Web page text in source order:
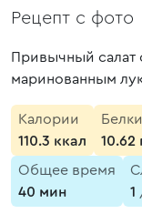
Рецепт с фото
Привычный салат
маринованным
Калории
110.3 ккал
Белки
10.62
Общее время
40 мин
1